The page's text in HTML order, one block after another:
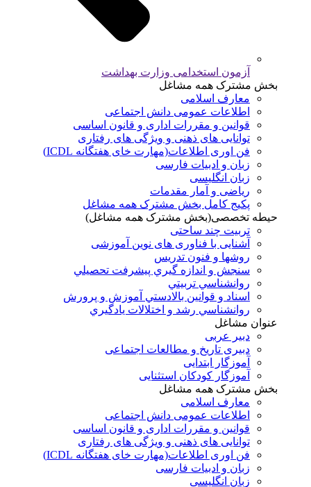
آزمون استخدامی وزارت بهداشت
بخش مشترک همه مشاغل
معارف اسلامی
اطلاعات عمومی دانش اجتماعی
قوانین و مقررات اداری و قانون اساسی
توانایی های ذهنی و ویژگی های رفتاری
فن اوری اطلاعات(مهارت خای هفتگانه ICDL)
زبان و ادبیات فارسی
زبان انگلیسی
ریاضی و آمار مقدمات
پکیج کامل بخش مشترک همه مشاغل
حیطه تخصصی(بخش مشترک همه مشاغل)
تربیت چند ساحتی
آشنایی با فناوری های نوین آموزشی
روشها و فنون تدريس
سنجش و اندازه گيري پيشرفت تحصيلي
روانشناسي تربيتي
اسناد و قوانين بالادستي آموزش و پرورش
روانشناسي رشد و اختلالات يادگيري
عنوان مشاغل
دبير عربی
دبیری تاریخ و مطالعات اجتماعی
آموزگار ابتدایی
آموزگار کودکان استثنایی
بخش مشترک همه مشاغل
معارف اسلامی
اطلاعات عمومی دانش اجتماعی
قوانین و مقررات اداری و قانون اساسی
توانایی های ذهنی و ویژگی های رفتاری
فن اوری اطلاعات(مهارت خای هفتگانه ICDL)
زبان و ادبیات فارسی
زبان انگلیسی